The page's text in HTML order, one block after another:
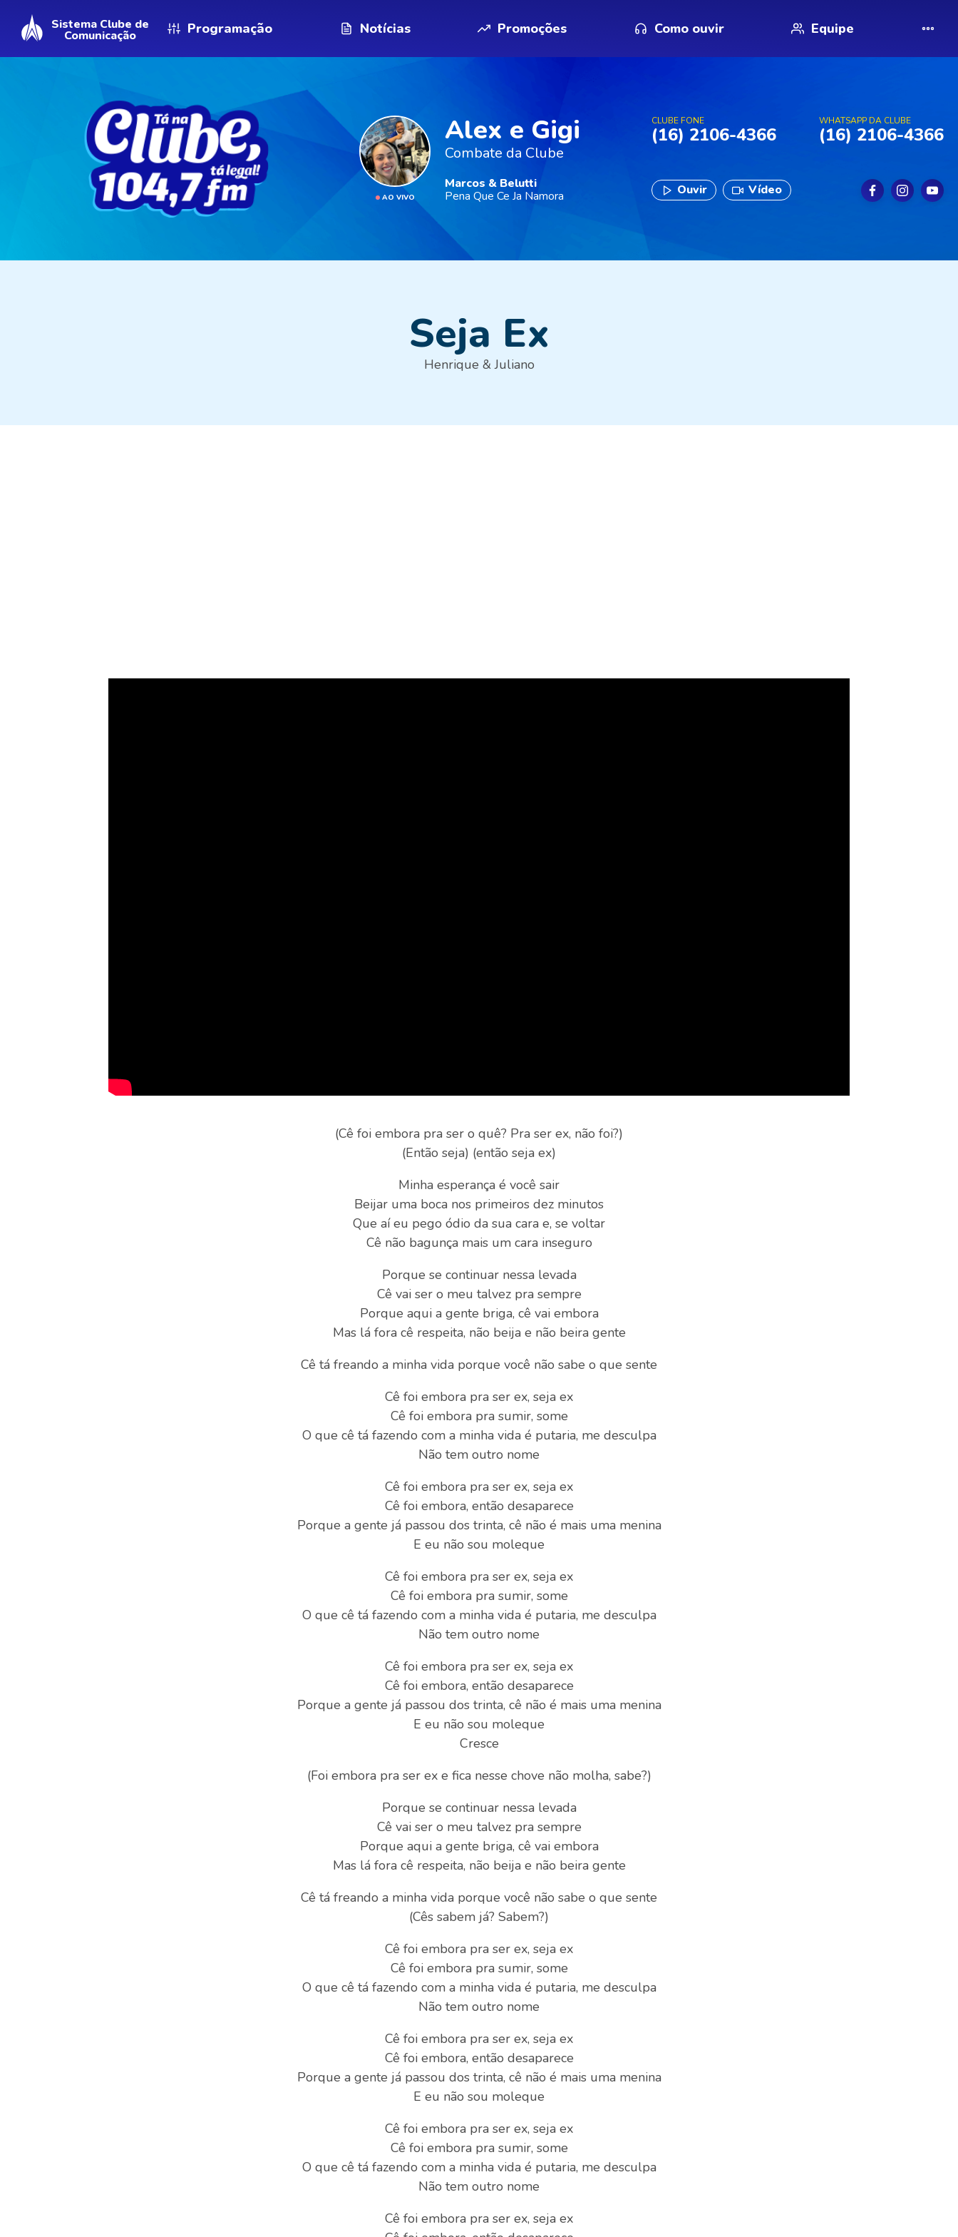
Sistema Clube de
Comunicação Programação Notícias Promoções Como ouvir Equipe
AO VIVO
Alex e Gigi
Combate da Clube
Marcos & Belutti
Pena Que Ce Ja Namora
CLUBE FONE
(16) 2106-4366
WHATSAPP DA CLUBE
(16) 2106-4366
Ouvir Vídeo
Seja Ex
Henrique & Juliano
(Cê foi embora pra ser o quê? Pra ser ex, não foi?)
(Então seja) (então seja ex)
Minha esperança é você sair
Beijar uma boca nos primeiros dez minutos
Que aí eu pego ódio da sua cara e, se voltar
Cê não bagunça mais um cara inseguro
Porque se continuar nessa levada
Cê vai ser o meu talvez pra sempre
Porque aqui a gente briga, cê vai embora
Mas lá fora cê respeita, não beija e não beira gente
Cê tá freando a minha vida porque você não sabe o que sente
Cê foi embora pra ser ex, seja ex
Cê foi embora pra sumir, some
O que cê tá fazendo com a minha vida é putaria, me desculpa
Não tem outro nome
Cê foi embora pra ser ex, seja ex
Cê foi embora, então desaparece
Porque a gente já passou dos trinta, cê não é mais uma menina
E eu não sou moleque
Cê foi embora pra ser ex, seja ex
Cê foi embora pra sumir, some
O que cê tá fazendo com a minha vida é putaria, me desculpa
Não tem outro nome
Cê foi embora pra ser ex, seja ex
Cê foi embora, então desaparece
Porque a gente já passou dos trinta, cê não é mais uma menina
E eu não sou moleque
Cresce
(Foi embora pra ser ex e fica nesse chove não molha, sabe?)
Porque se continuar nessa levada
Cê vai ser o meu talvez pra sempre
Porque aqui a gente briga, cê vai embora
Mas lá fora cê respeita, não beija e não beira gente
Cê tá freando a minha vida porque você não sabe o que sente
(Cês sabem já? Sabem?)
Cê foi embora pra ser ex, seja ex
Cê foi embora pra sumir, some
O que cê tá fazendo com a minha vida é putaria, me desculpa
Não tem outro nome
Cê foi embora pra ser ex, seja ex
Cê foi embora, então desaparece
Porque a gente já passou dos trinta, cê não é mais uma menina
E eu não sou moleque
Cê foi embora pra ser ex, seja ex
Cê foi embora pra sumir, some
O que cê tá fazendo com a minha vida é putaria, me desculpa
Não tem outro nome
Cê foi embora pra ser ex, seja ex